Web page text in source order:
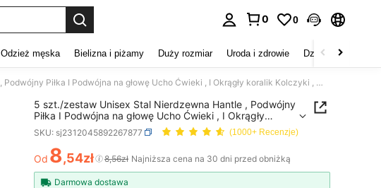
0 0
Odzież męska Bielizna i piżamy Duży rozmiar Uroda i zdrowie Dzieci
5 szt./zestaw Unisex Stal Nierdzewna Hantle , Podwójny Piłka I Podwójna na głowę Ucho Ćwieki , I Okrągły koralik Kolczyki , Modny Biżuteria do piercingu
5 szt./zestaw Unisex Stal Nierdzewna Hantle , Podwójny
Piłka I Podwójna na głowę Ucho Ćwieki , I Okrągły
koralik Kolczyki , Modny Biżuteria do piercingu
SKU: sj2312045892267877 (1000+ Recenzje)
PRICE AND AVAILABILITY
Od 8,54zł 8,56zł Najniższa cena na 30 dni przed obniżką
Darmowa dostawa